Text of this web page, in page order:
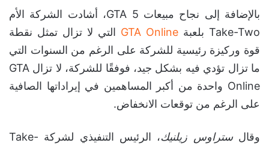
بالإضافة إلى نجاح مبيعات GTA 5، أشادت الشركة الأم
Take-Two بلعبة
GTA Online التي لا تزال تمثل نقطة
قوة وركيزة رئيسية للشركة على الرغم من السنوات التي
ما تزال تؤدي فيه بشكل جيد، فوفقًا للشركة، لا تزال GTA
Online واحدة من أكبر المساهمين في إيراداتها الصافية
على الرغم من توقعات الانخفاض.
وقالستراوس زيلنيك
، الرئيس التنفيذي لشركة Take-